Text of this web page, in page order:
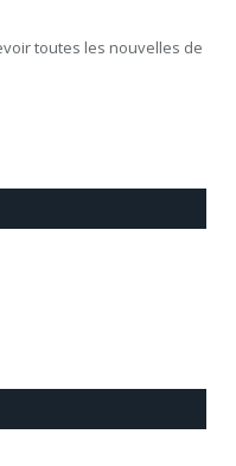
toutes les nouvelles de